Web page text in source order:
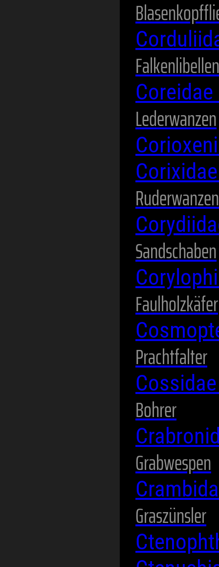
Falkenlibellen
Coreidae
Lederwanzen
Ruderwanzen
Sandschaben
Faulholzkäfer
Prachtfalter
Bohrer
Grabwespen
Graszünsler